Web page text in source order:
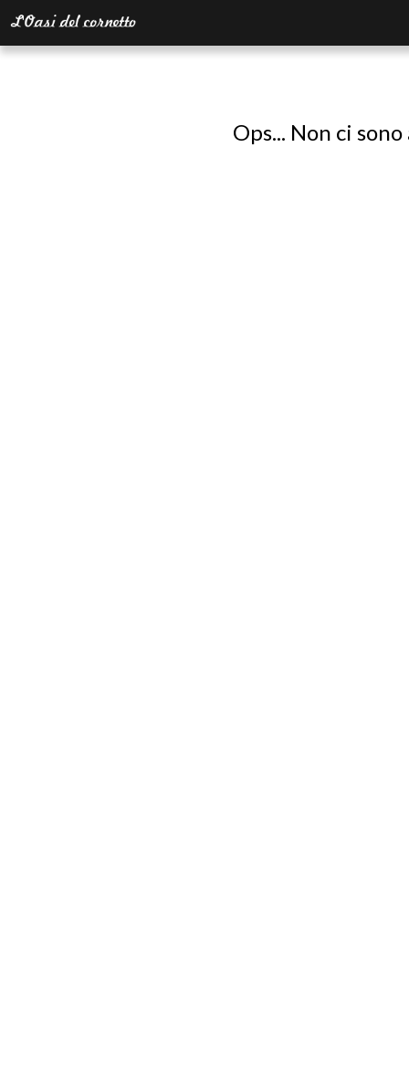
Ops... Non ci